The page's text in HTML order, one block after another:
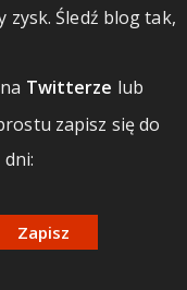
zysk. Śledź blog tak,
na Twitterze lub
zapisz się do
Zapisz